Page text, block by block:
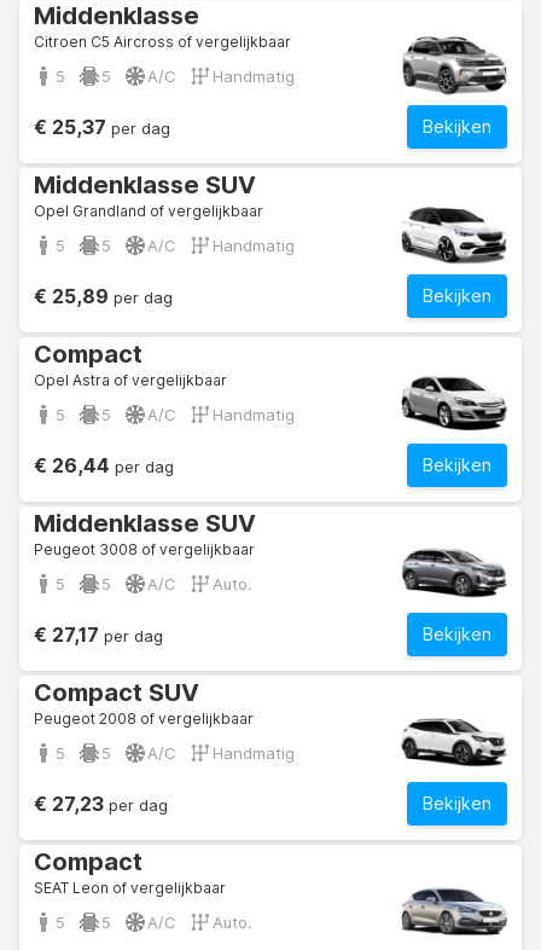
Middenklasse
Citroen C5 Aircross of vergelijkbaar
5 5 A/C Handmatig
Bekijken
€ 25,37 per dag
Middenklasse SUV
Opel Grandland of vergelijkbaar
5 5 A/C Handmatig
Bekijken
€ 25,89 per dag
Compact
Opel Astra of vergelijkbaar
5 5 A/C Handmatig
Bekijken
€ 26,44 per dag
Middenklasse SUV
Peugeot 3008 of vergelijkbaar
5 5 A/C Auto.
Bekijken
€ 27,17 per dag
Compact SUV
Peugeot 2008 of vergelijkbaar
5 5 A/C Handmatig
Bekijken
€ 27,23 per dag
Compact
SEAT Leon of vergelijkbaar
5 5 A/C Auto.